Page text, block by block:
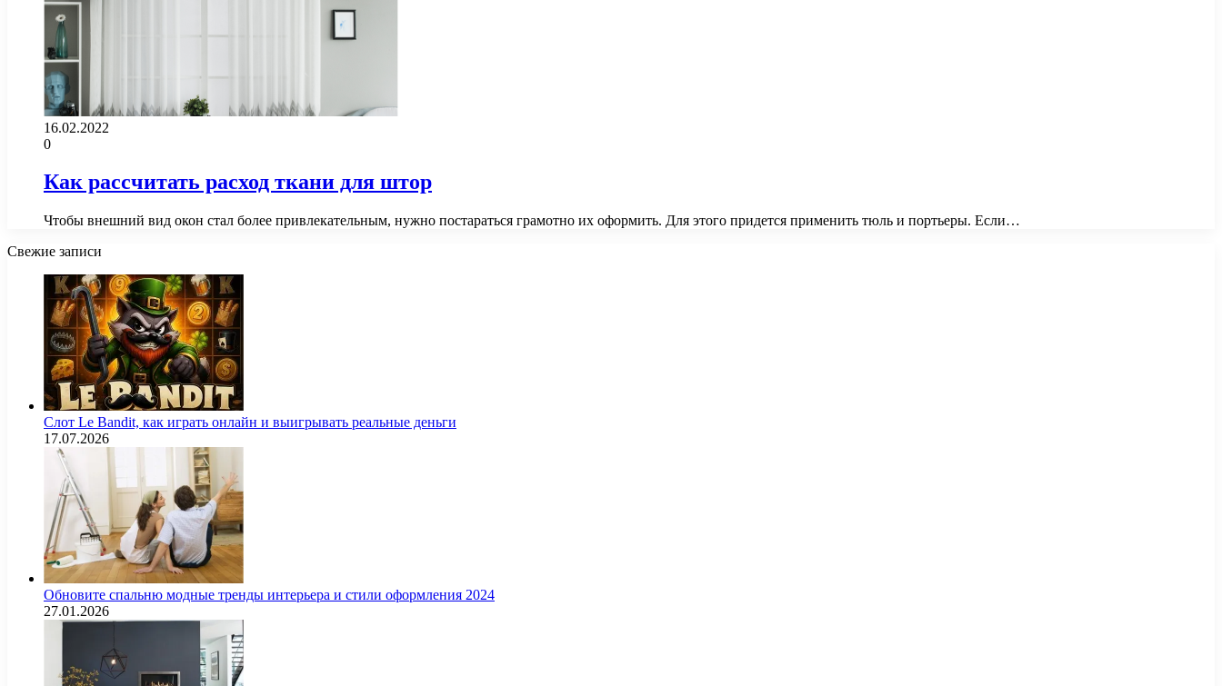
16.02.2022
0
Как рассчитать расход ткани для штор
Чтобы внешний вид окон стал более привлекательным, нужно постараться грамотно их оформить. Для этого придется применить тюль и портьеры. Если…
Свежие записи
Слот Le Bandit, как играть онлайн и выигрывать реальные деньги
17.07.2026
Обновите спальню модные тренды интерьера и стили оформления 2024
27.01.2026